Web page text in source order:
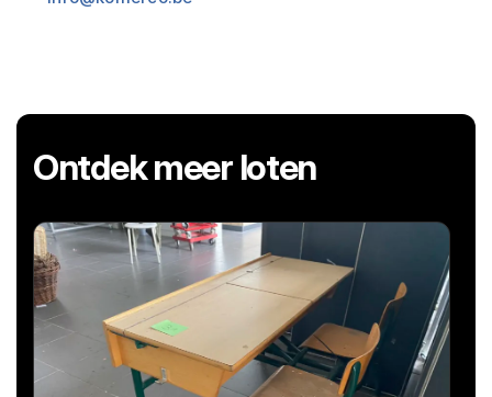
Ontdek meer loten